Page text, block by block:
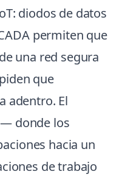
diodos de datos
permiten que
una red segura
que
adentro. El
donde los
hacia un
de trabajo